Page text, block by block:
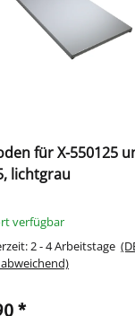
für X-550125
lichtgrau
verfügbar
2 - 4 Arbeitstage
*